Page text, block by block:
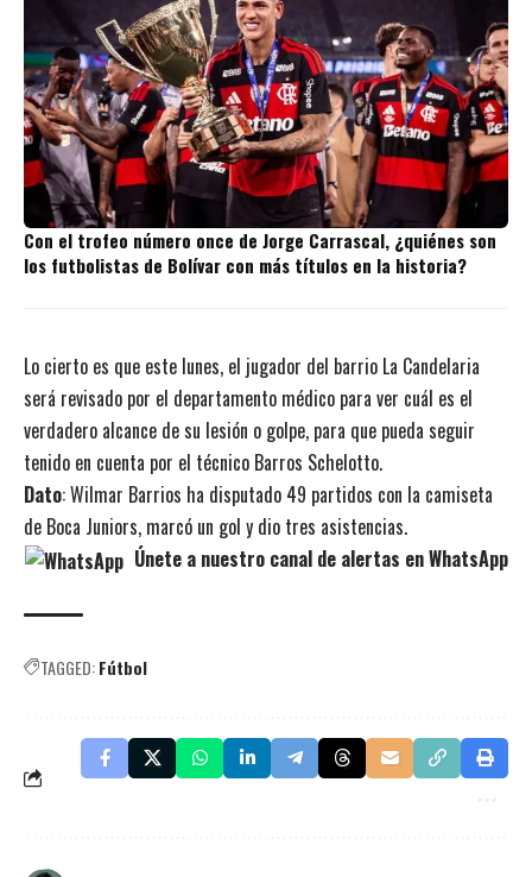
Con el trofeo número once de Jorge Carrascal, ¿quiénes son
los futbolistas de Bolívar con más títulos en la historia?
Lo cierto es que este lunes, el jugador del barrio La Candelaria
será revisado por el departamento médico para ver cuál es el
verdadero alcance de su lesión o golpe, para que pueda seguir
tenido en cuenta por el técnico Barros Schelotto.
Dato: Wilmar Barrios ha disputado 49 partidos con la camiseta
de Boca Juniors, marcó un gol y dio tres asistencias.
Únete a nuestro canal de alertas en WhatsApp
TAGGED:Fútbol